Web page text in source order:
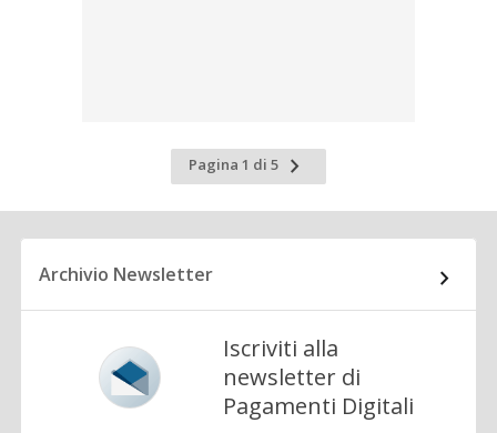
Pagina 1 di 5
Pagina
successiva
Archivio Newsletter
Iscriviti alla
newsletter di
Pagamenti Digitali